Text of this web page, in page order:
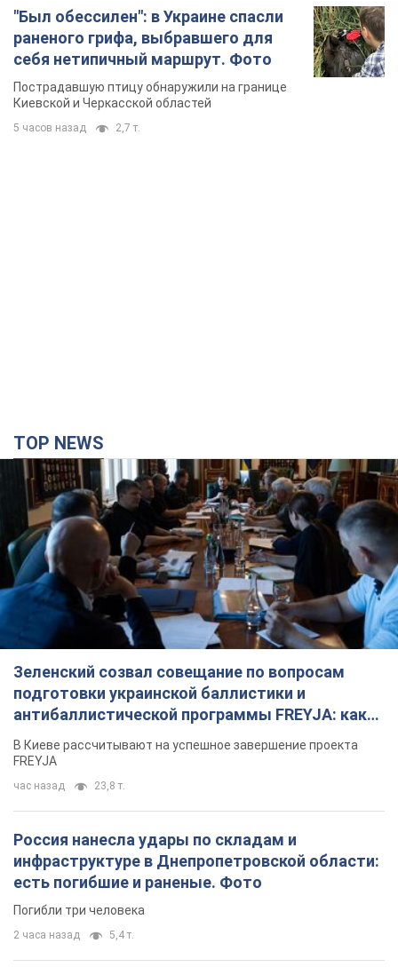
"Был обессилен": в Украине спасли
раненого грифа, выбравшего для
себя нетипичный маршрут. Фото
Пострадавшую птицу обнаружили на границе
Киевской и Черкасской областей
5 часов назад 2,7 т.
TOP NEWS
Зеленский созвал совещание по вопросам
подготовки украинской баллистики и
антибаллистической программы FREYJA: какие
решения готовятся
В Киеве рассчитывают на успешное завершение проекта
FREYJA
час назад 23,8 т.
Россия нанесла удары по складам и
инфраструктуре в Днепропетровской области:
есть погибшие и раненые. Фото
Погибли три человека
2 часа назад 5,4 т.